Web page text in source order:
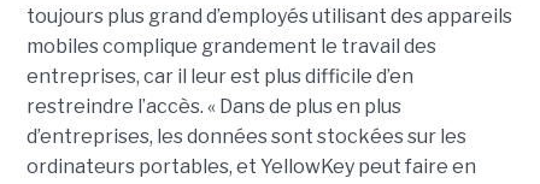
toujours plus grand d’employés utilisant des appareils
mobiles complique grandement le travail des
entreprises, car il leur est plus difficile d’en
restreindre l’accès. « Dans de plus en plus
d’entreprises, les données sont stockées sur les
ordinateurs portables, et YellowKey peut faire en